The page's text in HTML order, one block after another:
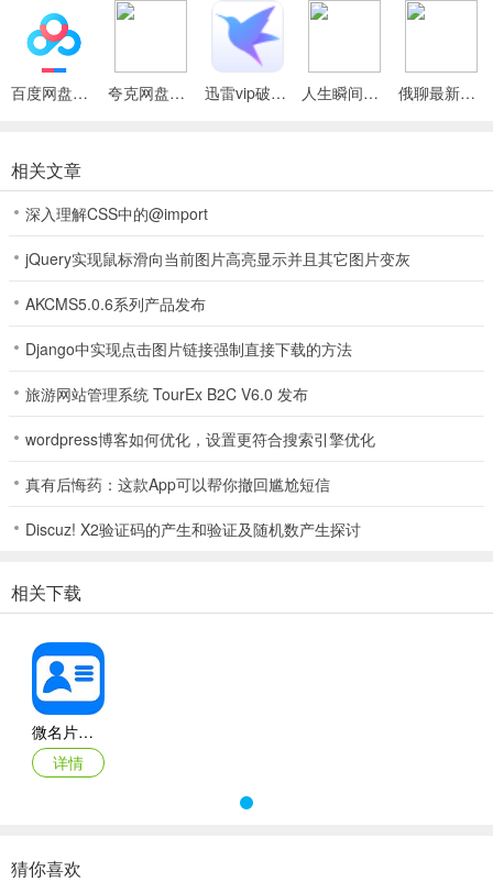
3、浏览简易
：拥有交互菜单，即便内容复杂也能层次分明，浏览起来
十分简单，能快速获取关键信息。
微名片2026最新版本怎么样？它功能强大，支持扫描识别纸质名片并
自动转换。还能添加个性化信息，展示个人特点。人脉管理便捷，可
微名片和全能名片王这类工具能极大方便商务人士管理名片。微名片
可帮你创建电子名片，添加个性化信息，还支持扫描纸质名片转为电
信息变更能自动通知好友。其优势在于免费制作，展示企业形象，携
摄纸质名片能自动存入通讯录，还能呈现多媒体信息，能识别多种语
音，以地图显示公司地址。两款工具都有智能人脉推荐，能及时提醒
联系人信息变更。在选择时，如果你更看重免费设计制作、营销推广
全能名片王可能更合心意，你可按需挑选。
微名片如果有企业版了还需要自己的个人版吗?
微名片对商务人士来说超实用。它能帮咱轻松创建电子名片，还能扫
描纸质名片转成电子版，添加个性化信息展示个人特点。有了它，人
脉管理超便捷，能拖拽分组、智能搜索、云端备份。查找好友也方
便，通过附近的人、微博、邮箱、手机等就能交换名片。近距离滑动
百度网盘绿色免安装Pc电脑版 夸克网盘官方正式版 迅雷vip破解版永久会员2024版 人生瞬间最新手机版 俄聊最新手机版
相关文章
深入理解CSS中的@import
jQuery实现鼠标滑向当前图片高亮显示并且其它图片变灰
AKCMS5.0.6系列产品发布
Django中实现点击图片链接强制直接下载的方法
旅游网站管理系统 TourEx B2C V6.0 发布
wordpress博客如何优化，设置更符合搜索引擎优化
真有后悔药：这款App可以帮你撤回尴尬短信
Discuz! X2验证码的产生和验证及随机数产生探讨
相关下载
微名片最新版
详情
猜你喜欢